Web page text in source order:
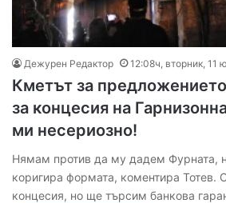
Дежурен Редактор 12:08ч, вторник, 11
Кметът за
за концесия на
ми несериозно!
Нямам против да му дадем Фурната,
коригира формата, коментира Тотев.
концесия, но ще търсим банкова